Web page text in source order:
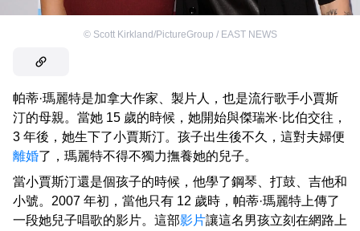
© Scott Kirkland/PictureGroup / EAST NEWS
帕蒂·瑪麗特是加拿大作家、製片人，也是流行歌手小賈斯
汀的母親。當她 15 歲的時候，她開始與傑瑞米·比伯交往，
3 年後，她生下了小賈斯汀。孩子出生後不久，這對夫婦便
離婚了，瑪麗特不得不獨力撫養她的兒子。
當小賈斯汀還是個孩子的時候，他學了鋼琴、打鼓、吉他和
小號。2007 年初，當他只有 12 歲時，帕蒂·瑪麗特上傳了
一段她兒子唱歌的影片。這部影片讓這名男孩立刻在網路上